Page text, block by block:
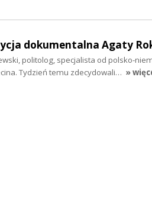
dokumentalna Agaty
politolog, specjalista od polsko-
Tydzień temu zdecydowali… »